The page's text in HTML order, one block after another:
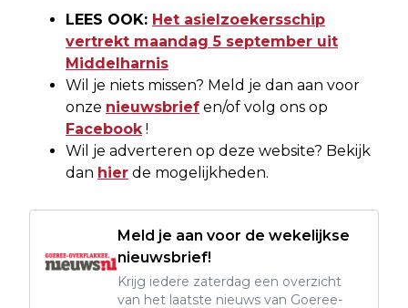
LEES OOK: Het asielzoekersschip
vertrekt maandag 5 september uit
Middelharnis
Wil je niets missen? Meld je dan aan voor
onze nieuwsbrief en/of volg ons op
Facebook !
Wil je adverteren op deze website? Bekijk
dan hier de mogelijkheden.
Meld je aan voor de wekelijkse
nieuwsbrief!
Krijg iedere zaterdag een overzicht
van het laatste nieuws van Goeree-